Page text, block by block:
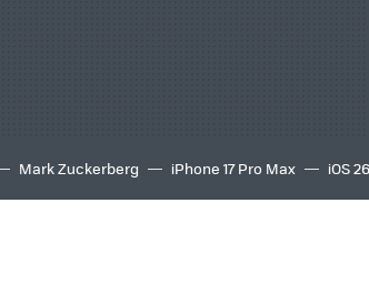
Mark Zuckerberg iPhone 17 Pro Max iOS 26
C8K